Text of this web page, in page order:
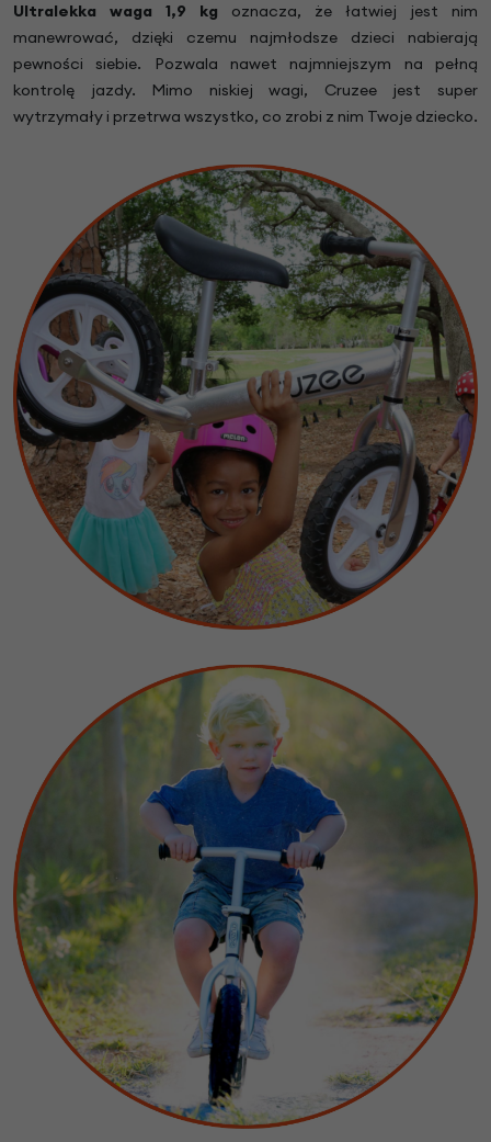
Ultralekka waga 1,9 kg oznacza, że łatwiej jest nim
manewrować, dzięki czemu najmłodsze dzieci nabierają
pewności siebie. Pozwala nawet najmniejszym na pełną
kontrolę jazdy. Mimo niskiej wagi, Cruzee jest super
wytrzymały i przetrwa wszystko, co zrobi z nim Twoje dziecko.